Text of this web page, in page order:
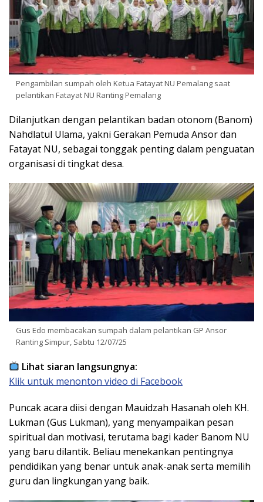
Pengambilan sumpah oleh Ketua Fatayat NU Pemalang saat
pelantikan Fatayat NU Ranting Pemalang
Dilanjutkan dengan pelantikan badan otonom (Banom)
Nahdlatul Ulama, yakni Gerakan Pemuda Ansor dan
Fatayat NU, sebagai tonggak penting dalam penguatan
organisasi di tingkat desa.
Gus Edo membacakan sumpah dalam pelantikan GP Ansor
Ranting Simpur, Sabtu 12/07/25
Lihat siaran langsungnya:
Klik untuk menonton video di Facebook
Puncak acara diisi dengan Mauidzah Hasanah oleh KH.
Lukman (Gus Lukman), yang menyampaikan pesan
spiritual dan motivasi, terutama bagi kader Banom NU
yang baru dilantik. Beliau menekankan pentingnya
pendidikan yang benar untuk anak-anak serta memilih
guru dan lingkungan yang baik.